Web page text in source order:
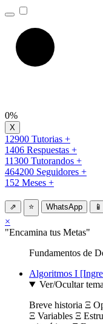
0%
12900 Tutorias +
1406 Respuestas +
11300 Tutorandos +
464200 Seguidores +
152 Meses +
⇗ ⭐ WhatsApp 📱
×
"Encamina tus Metas"
Fundamentos de
Algoritmos I
Ver/Ocultar
Breve historia Ξ
Ξ Variables Ξ